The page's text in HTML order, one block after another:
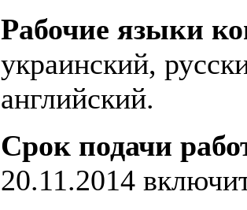
Рабочие языки
украинский,
английский.
Срок подачи
20.11.2014